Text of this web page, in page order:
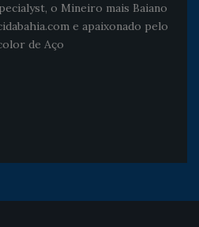
o Mineiro mais Baiano
e apaixonado pelo
de Aço